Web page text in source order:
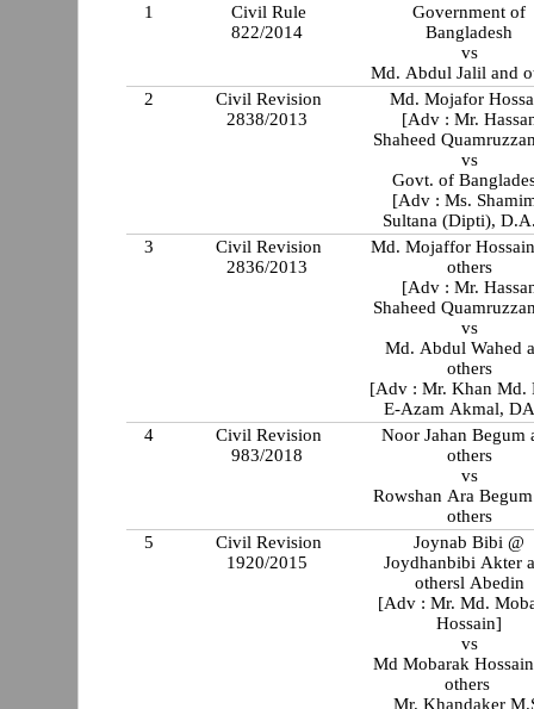
1
Civil Rule
822/2014
Government of
Bangladesh
vs
Md. Abdul Jalil and
2
Civil Revision
2838/2013
Md. Mojafor
[Adv : Mr.
Shaheed
vs
Govt. of
[Adv : Ms.
Sultana (Dipti),
3
Civil Revision
2836/2013
Md. Mojaffor
others
[Adv : Mr.
Shaheed
vs
Md. Abdul Wahed
others
[Adv : Mr. Khan Md.
E-Azam Akmal,
4
Civil Revision
983/2018
Noor Jahan Begum
others
vs
Rowshan Ara
others
5
Civil Revision
1920/2015
Joynab Bibi @
Joydhanbibi Akter
othersl Abedin
[Adv : Mr. Md.
Hossain]
vs
Md Mobarak
others
Mr. Khandaker